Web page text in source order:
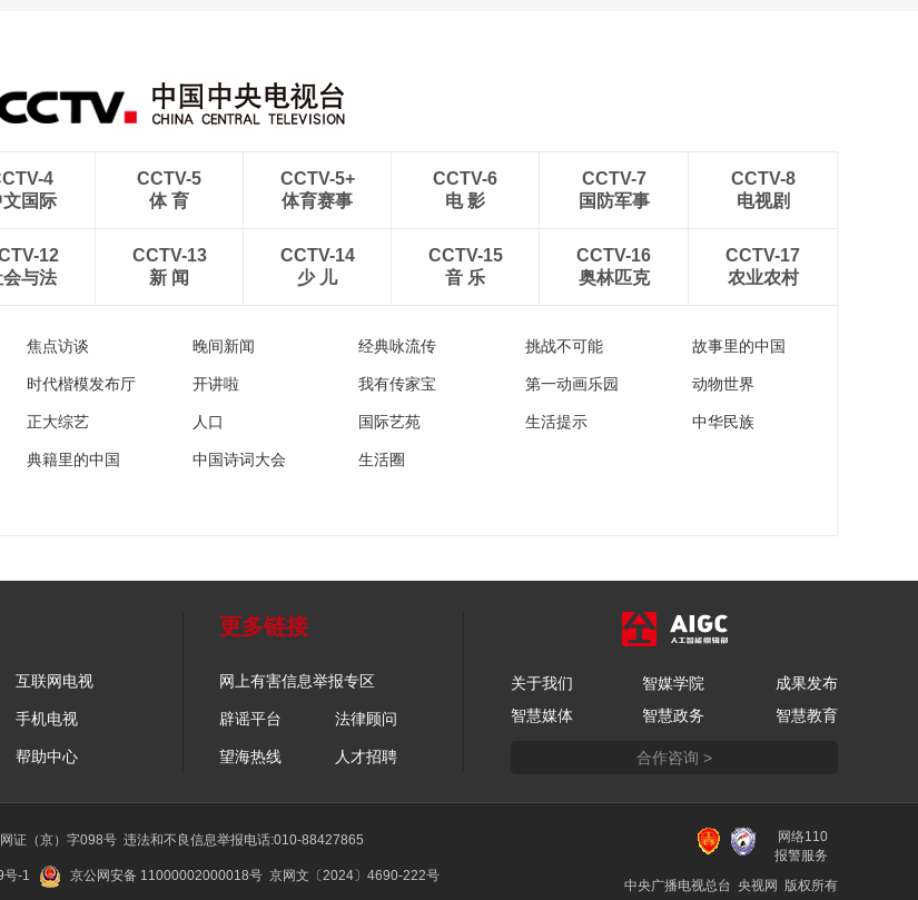
保险行业发展新格局
00:21:13
[2022首届中国保险大
代，构建健康中国新
00:25:41
健康管理与商保发展
00:14:05
[2022首届中国保险大
行业发展现状与未来
[2022首届中国保险大
胜 云顶对话：构建健
00:25:14
[2022首届中国保险大
二十大之后金融发展
大会》宣传片
[2022首届中国保险大
4
文国际
CCTV-5
体 育
CCTV-5+
体育赛事
CCTV-6
电 影
CCTV-7
国防军事
CCTV-8
电视剧
12
会与法
CCTV-13
新 闻
CCTV-14
少 儿
CCTV-15
音 乐
CCTV-16
奥林匹克
CCTV-17
农业农村
焦点访谈 晚间新闻 经典咏流传 挑战不可能 故事里的中国
时代楷模发布厅 开讲啦 我有传家宝 第一动画乐园 动物世界
正大综艺 人口 国际艺苑 生活提示 中华民族
典籍里的中国 中国诗词大会 生活圈
互联网电视
手机电视
帮助中心
更多链接
网上有害信息举报专区
辟谣平台 法律顾问
望海热线 人才招聘
关于我们 智媒学院
成果发布
智慧媒体
智慧政务 智慧教育
合作咨询 >
证（京）字098号 违法和不良信息举报电话:010-88427865
号-1 京公网安备 11000002000018号 京网文〔2024〕4690-222号
网络110
报警服务
中央广播电视总台 央视网 版权所有